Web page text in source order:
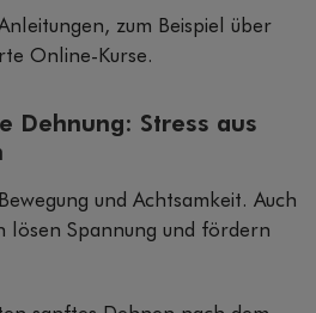
zum Beispiel über
Online-Kurse.
Dehnung: Stress aus
und Achtsamkeit. Auch
lösen Spannung und fördern